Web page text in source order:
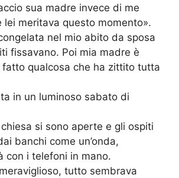
sua madre invece di me
lei meritava questo momento».
nel mio abito da sposa
fissavano. Poi mia madre è
fatto qualcosa che ha zittito tutta
in un luminoso sabato di
si sono aperte e gli ospiti
banchi come un’onda,
con i telefoni in mano.
tutto sembrava